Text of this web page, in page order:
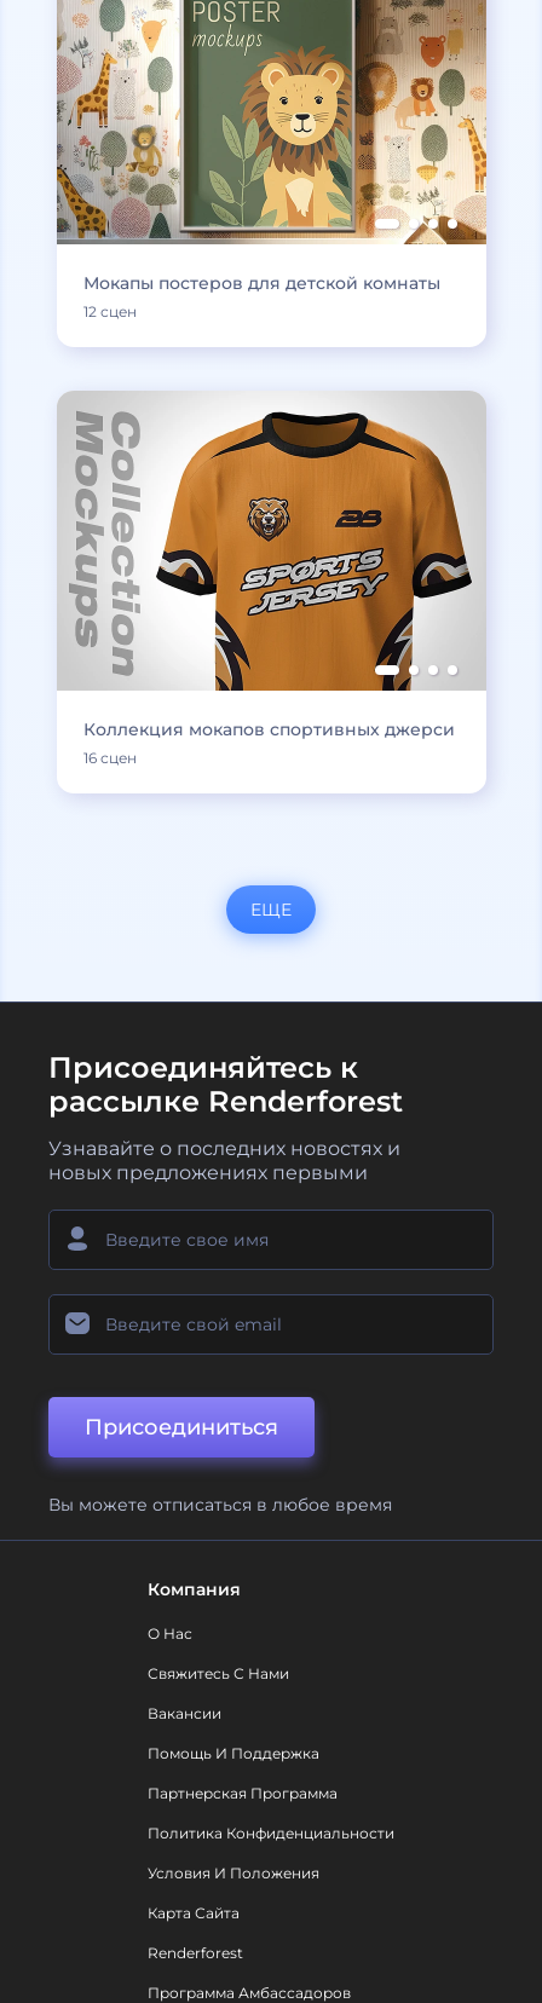
Мокапы постеров для детской комнаты
12 сцен
Коллекция мокапов спортивных джерси
16 сцен
ЕЩЕ
Присоединяйтесь к
рассылке Renderforest
Узнавайте о последних новостях и
новых предложениях первыми
Присоединиться
Вы можете отписаться в любое время
Компания
О Нас
Свяжитесь С Нами
Вакансии
Помощь И Поддержка
Партнерская Программа
Политика Конфиденциальности
Условия И Положения
Карта Сайта
Renderforest
Программа Амбассадоров